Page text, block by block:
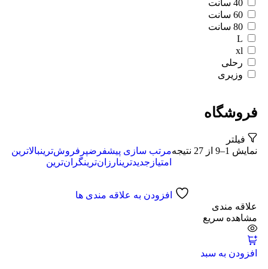
رحلی
وزیری
فروشگاه
فیلتر
نمایش 1–9 از 27 نتیجه
مرتب سازی پیشفرضپرفروش‌ترینبالاترین
امتیاز جدیدترینارزان‌ترینگران‌ترین
افزودن به علاقه مندی ها
علاقه مندی
مشاهده سریع
افزودن به سبد